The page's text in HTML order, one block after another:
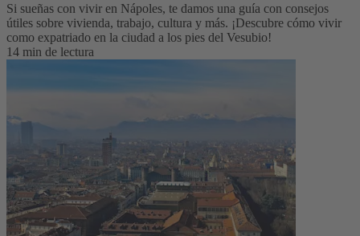
Si sueñas con vivir en Nápoles, te damos una guía con consejos
útiles sobre vivienda, trabajo, cultura y más. ¡Descubre cómo vivir
como expatriado en la ciudad a los pies del Vesubio!
14 min de lectura